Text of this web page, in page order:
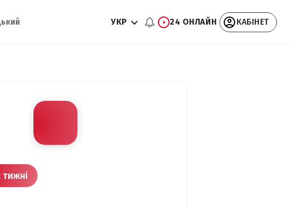
УКР 24 ОНЛАЙН КАБІНЕТ
тижні